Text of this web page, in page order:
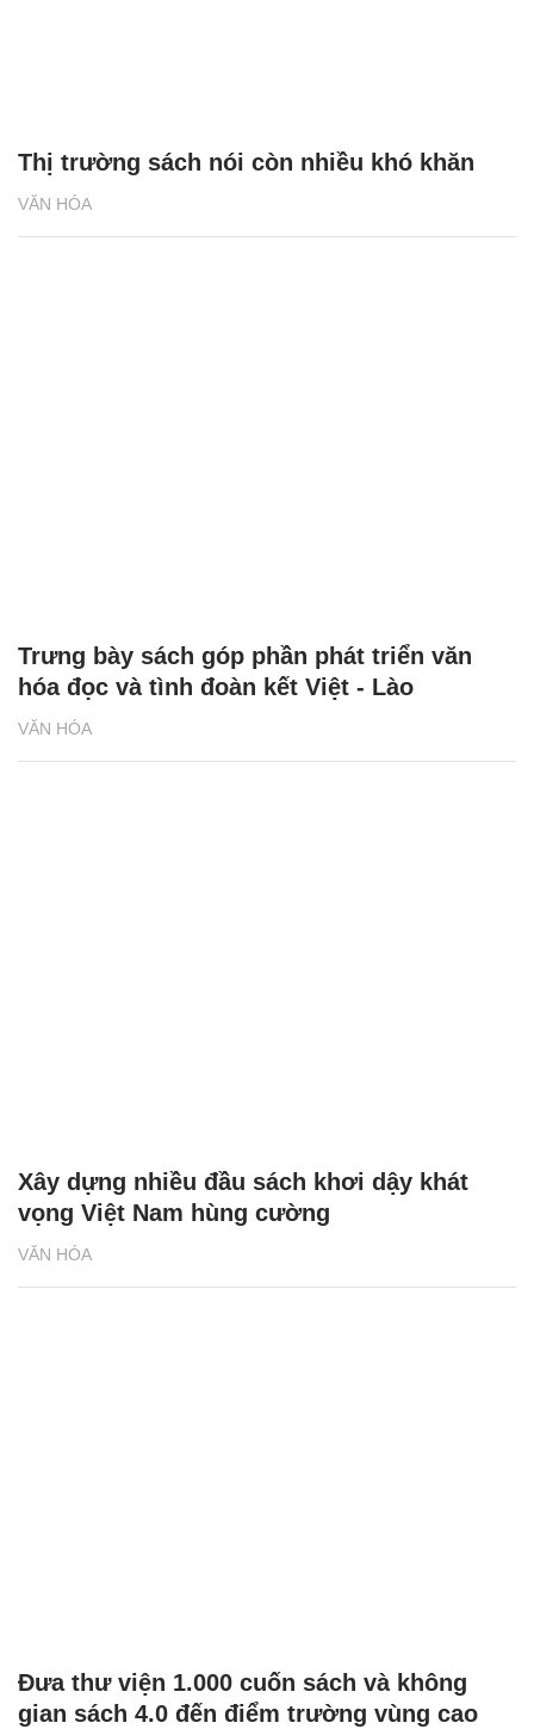
VĂN HÓA
Thị trường sách nói còn nhiều khó khăn
VĂN HÓA
Trưng bày sách góp phần phát triển văn
hóa đọc và tình đoàn kết Việt - Lào
VĂN HÓA
Xây dựng nhiều đầu sách khơi dậy khát
vọng Việt Nam hùng cường
Đưa thư viện 1.000 cuốn sách và không
gian sách 4.0 đến điểm trường vùng cao